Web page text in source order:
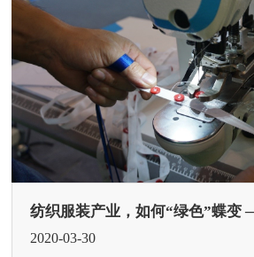
2020-03-30